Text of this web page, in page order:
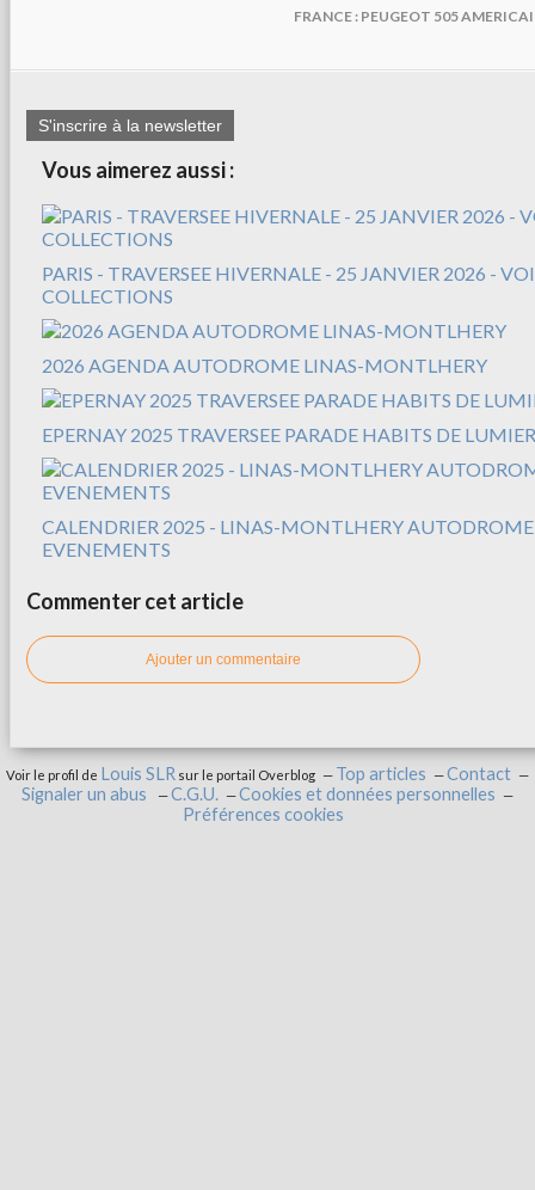
FRANCE : PEUGEOT 505
S'inscrire à la newsletter
Vous aimerez aussi :
PARIS - TRAVERSEE HIVERNALE - 25 JANVIER 2026 -
COLLECTIONS
2026 AGENDA AUTODROME LINAS-MONTLHERY
EPERNAY 2025 TRAVERSEE PARADE HABITS DE
CALENDRIER 2025 - LINAS-MONTLHERY
EVENEMENTS
Commenter cet article
Ajouter un commentaire
Voir le profil de Louis SLR sur le portail Overblog Top articles
Contact
Signaler un abus
C.G.U.
Cookies et données personnelles
Préférences cookies